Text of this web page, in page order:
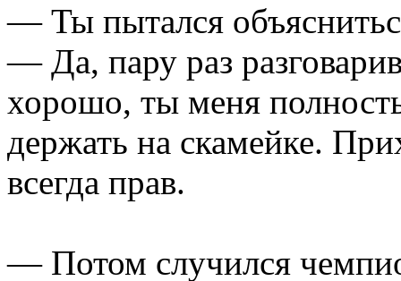
— Ты пытался
— Да, пару раз
хорошо, ты меня
держать на скамейке.
всегда прав.
— Потом случился